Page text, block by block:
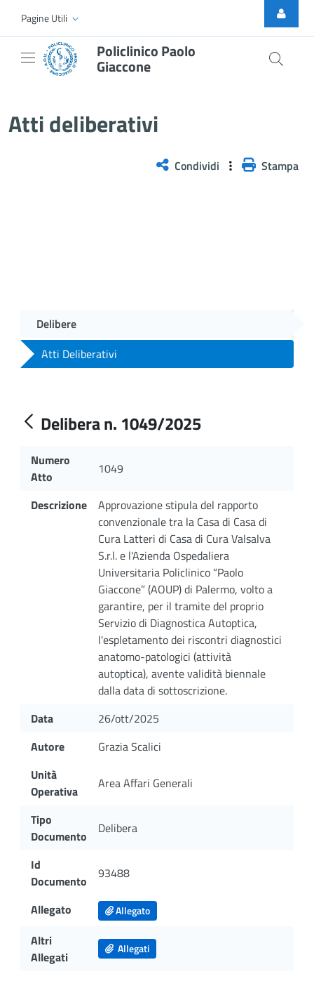
Skip to Main Content
Pagine Utili
Policlinico Paolo
Giaccone
Atti deliberativi
Condividi Stampa
Delibere
Atti Deliberativi
Delibera n. 1049/2025
Numero
Atto
1049
Descrizione
Approvazione stipula del rapporto
convenzionale tra la Casa di Casa di
Cura Latteri di Casa di Cura Valsalva
S.r.l. e l'Azienda Ospedaliera
Universitaria Policlinico “Paolo
Giaccone” (AOUP) di Palermo, volto a
garantire, per il tramite del proprio
Servizio di Diagnostica Autoptica,
l'espletamento dei riscontri diagnostici
anatomo-patologici (attività
autoptica), avente validità biennale
dalla data di sottoscrizione.
Data
26/ott/2025
Autore
Grazia Scalici
Unità
Operativa
Area Affari Generali
Tipo
Documento
Delibera
Id
Documento
93488
Allegato Allegato
Altri
Allegati
Allegati